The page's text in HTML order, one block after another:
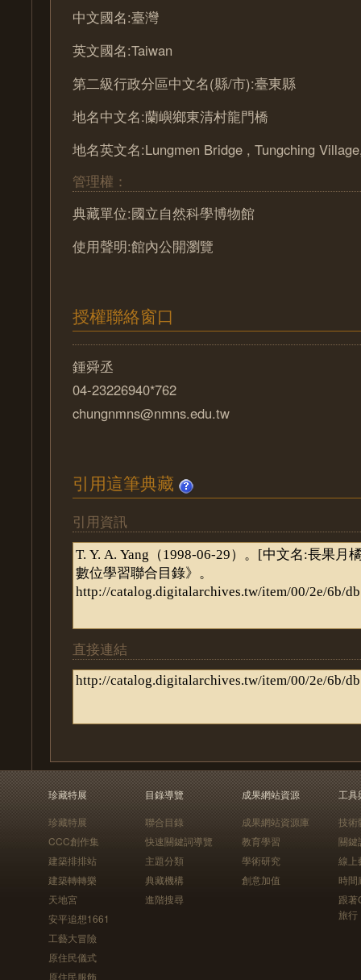
中文國名:臺灣
英文國名:Taiwan
第二級行政分區中文名(縣/市):臺東縣
地名中文名:蘭嶼鄉東清村龍門橋
地名英文名:Lungmen Bridge , Tungching
管理權：
典藏單位:國立自然科學博物館
使用聲明:館內公開瀏覽
授權聯絡窗口
鍾舜丞
04-23226940*762
chungnmns@nmns.edu.tw
引用這筆典藏
引用資訊
直接連結
珍藏特展
珍藏特展
CCC創作集
建築排排站
建築轉轉樂
天地宮
安平追想1661
工藝大冒險
原住民儀式
原住民服飾
目錄導覽
聯合目錄
快速關鍵詞導覽
主題分類
典藏機構
進階搜尋
成果網站資源
成果網站資源庫
教育學習
學術研究
創意加值
工具
技術
關鍵
線上
時間
跟
旅行